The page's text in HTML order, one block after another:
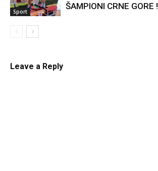
Sport
ŠAMPIONI CRNE GORE !
Leave a Reply